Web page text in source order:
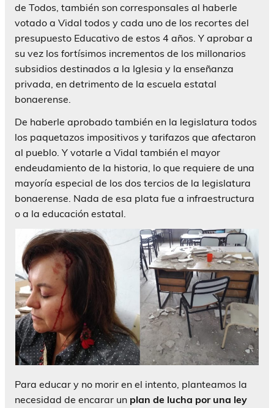
de Todos, también son corresponsales al haberle
votado a Vidal todos y cada uno de los recortes del
presupuesto Educativo de estos 4 años. Y aprobar a
su vez los fortísimos incrementos de los millonarios
subsidios destinados a la Iglesia y la enseñanza
privada, en detrimento de la escuela estatal
bonaerense.
De haberle aprobado también en la legislatura todos
los paquetazos impositivos y tarifazos que afectaron
al pueblo. Y votarle a Vidal también el mayor
endeudamiento de la historia, lo que requiere de una
mayoría especial de los dos tercios de la legislatura
bonaerense. Nada de esa plata fue a infraestructura
o a la educación estatal.
Para educar y no morir en el intento, planteamos la
necesidad de encarar un plan de lucha por una ley